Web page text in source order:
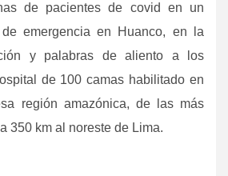
de pacientes de covid en un
emergencia en Huanco, en la
y palabras de aliento a los
de 100 camas habilitado en
región amazónica, de las más
350 km al noreste de Lima.